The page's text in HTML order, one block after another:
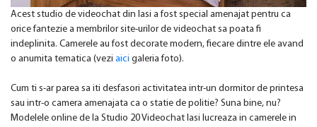
Acest studio de videochat din Iasi a fost special amenajat pentru ca
orice fantezie a membrilor site-urilor de videochat sa poata fi
indeplinita. Camerele au fost decorate modern, fiecare dintre ele avand
o anumita tematica (vezi aici galeria foto).
Cum ti s-ar parea sa iti desfasori activitatea intr-un dormitor de printesa
sau intr-o camera amenajata ca o statie de politie? Suna bine, nu?
Modelele online de la Studio 20 Videochat Iasi lucreaza in camerele in